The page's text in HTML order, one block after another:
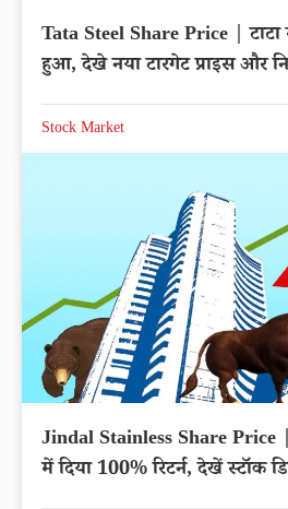
Tata Steel Share Price | टाटा स्टील का शेयर सस्ता
हुआ, देखे नया टारगेट प्राइस और
Stock Market
Jindal Stainless Share
में दिया 100% रिटर्न, देखें स्टॉक